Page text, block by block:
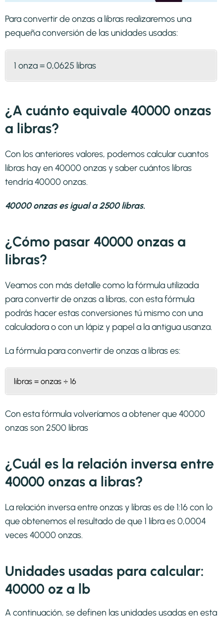
Para convertir de onzas a libras realizaremos una
pequeña conversión de las unidades usadas:
1 onza = 0,0625 libras
¿A cuánto equivale 40000 onzas
a libras?
Con los anteriores valores, podemos calcular cuantos
libras hay en 40000 onzas y saber cuántos libras
tendría 40000 onzas.
40000 onzas es igual a 2500 libras.
¿Cómo pasar 40000 onzas a
libras?
Veamos con más detalle como la fórmula utilizada
para convertir de onzas a libras, con esta fórmula
podrás hacer estas conversiones tú mismo con una
calculadora o con un lápiz y papel a la antigua usanza.
La fórmula para convertir deonzas a librases:
libras = onzas ÷ 16
Con esta fórmula volveríamos a obtener que 40000
onzas son 2500 libras
¿Cuál es la relación inversa entre
40000 onzas a libras?
La relación inversa entre onzas y libras es de 1:16 con lo
que obtenemos el resultado de que 1 libra es 0,0004
veces 40000 onzas.
Unidades usadas para calcular:
40000 oz a lb
A continuación, se definen las unidades usadas en esta